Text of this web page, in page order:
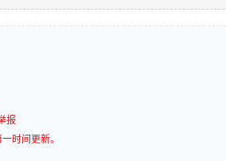
报
时间更新。